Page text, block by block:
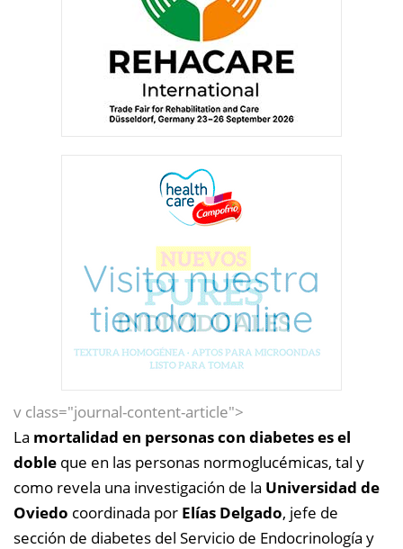
v class="journal-content-article">
La mortalidad en personas con diabetes es el
doble que en las personas normoglucémicas, tal y
como revela una investigación de la Universidad de
Oviedo coordinada por Elías Delgado, jefe de
sección de diabetes del Servicio de Endocrinología y